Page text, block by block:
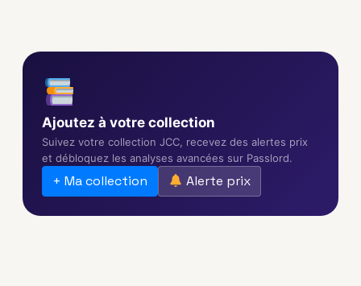
Ajoutez à votre collection
Suivez votre collection JCC, recevez des alertes prix
et débloquez les analyses avancées sur Passlord.
+ Ma collection Alerte prix